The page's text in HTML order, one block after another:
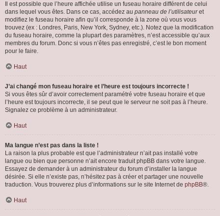
Il est possible que l’heure affichée utilise un fuseau horaire différent de celui
dans lequel vous êtes. Dans ce cas, accédez au panneau de l’utilisateuret
modifiez le fuseau horaire afin qu’il corresponde à la zone où vous vous
trouvez (ex : Londres, Paris, New York, Sydney, etc.). Notez que la modification
du fuseau horaire, comme la plupart des paramètres, n’est accessible qu’aux
membres du forum. Donc si vous n’êtes pas enregistré, c’est le bon moment
pour le faire.
Haut
J’ai changé mon fuseau horaire et l’heure est toujours incorrecte !
Si vous êtes sûr d’avoir correctement paramétré votre fuseau horaire et que
l’heure est toujours incorrecte, il se peut que le serveur ne soit pas à l’heure.
Signalez ce problème à un administrateur.
Haut
Ma langue n’est pas dans la liste !
La raison la plus probable est que l’administrateur n’ait pas installé votre
langue ou bien que personne n’ait encore traduit phpBB dans votre langue.
Essayez de demander à un administrateur du forum d’installer la langue
désirée. Si elle n’existe pas, n’hésitez pas à créer et partager une nouvelle
traduction. Vous trouverez plus d’informations sur le site Internet de phpBB®.
Haut